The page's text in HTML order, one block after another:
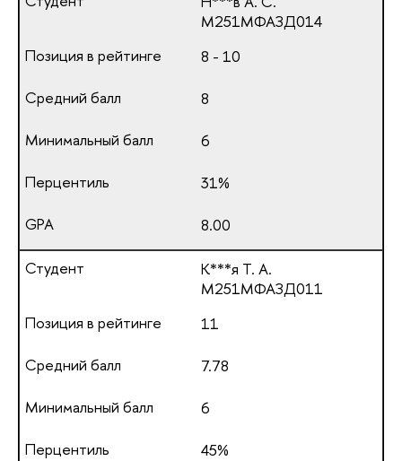
М251МФАЗД014
8 - 10
8
6
31%
8.00
К***я Т. А.
М251МФАЗД011
11
7.78
6
45%